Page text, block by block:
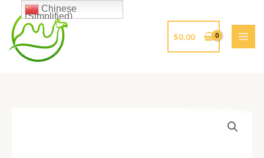
$0.00
Chinese
(Simplified)